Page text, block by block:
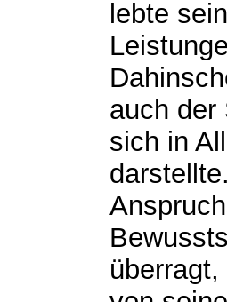
lebte
auch der
sich in